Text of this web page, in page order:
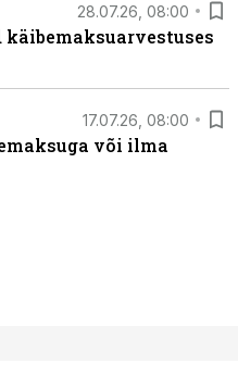
28.07.26, 08:00
17.07.26, 08:00
või ilma